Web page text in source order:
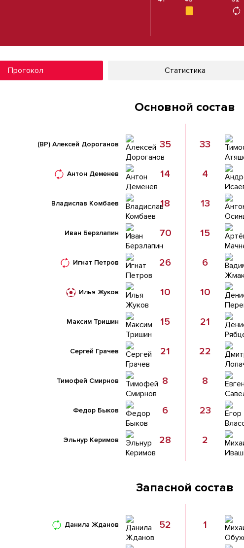
Протокол Статистика
Основной состав
Алексей Дороганов
(ВР) 35
Антон Деменев 14
Владислав Комбаев 18
Иван Берзлапин 70
Игнат Петров 26
Илья Жуков 10
Максим Тришин 15
Сергей Грачев 21
Тимофей Смирнов 8
Федор Быков 6
Эльнур Керимов 28
33
4
13
15
6
10
21
22
8
23
2
Запасной состав
Данила Жданов 52 1